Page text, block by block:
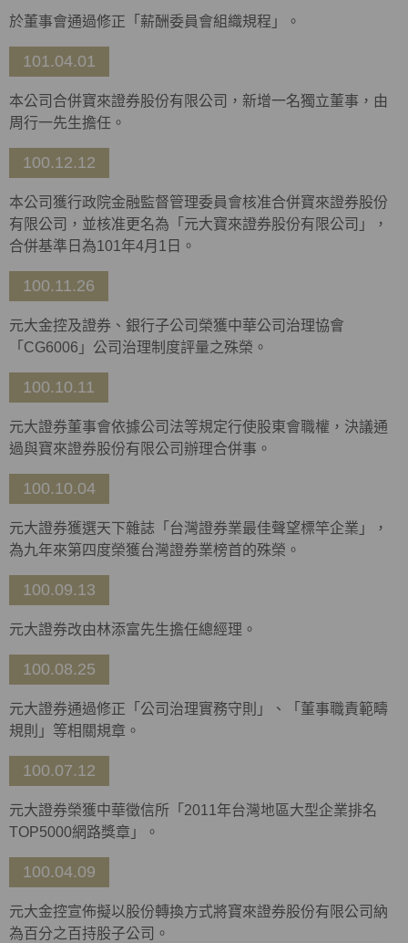
於董事會通過修正「薪酬委員會組織規程」。
101.04.01
本公司合併寶來證券股份有限公司，新增一名獨立董事，由
周行一先生擔任。
100.12.12
本公司獲行政院金融監督管理委員會核准合併寶來證券股份
有限公司，並核准更名為「元大寶來證券股份有限公司」，
合併基準日為101年4月1日。
100.11.26
元大金控及證券、銀行子公司榮獲中華公司治理協會
「CG6006」公司治理制度評量之殊榮。
100.10.11
元大證券董事會依據公司法等規定行使股東會職權，決議通
過與寶來證券股份有限公司辦理合併事。
100.10.04
元大證券獲選天下雜誌「台灣證券業最佳聲望標竿企業」，
為九年來第四度榮獲台灣證券業榜首的殊榮。
100.09.13
元大證券改由林添富先生擔任總經理。
100.08.25
元大證券通過修正「公司治理實務守則」、「董事職責範疇
規則」等相關規章。
100.07.12
元大證券榮獲中華徵信所「2011年台灣地區大型企業排名
TOP5000網路獎章」。
100.04.09
元大金控宣佈擬以股份轉換方式將寶來證券股份有限公司納
為百分之百持股子公司。